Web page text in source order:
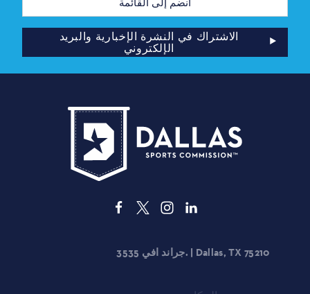
الإلكتروني
الاشتراك في النشرة الإخبارية والبريد
الإلكتروني
3535 جراند افي. | Dallas, TX 75210